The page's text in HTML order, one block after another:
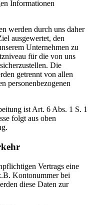
Informationen
werden durch uns daher
ausgewertet, den
Unternehmen zu
für die von uns
Die
getrennt von allen
personenbezogenen
ist Art. 6 Abs. 1 S. 1
folgt aus oben
Vertrags eine
Kontonummer bei
diese Daten zur